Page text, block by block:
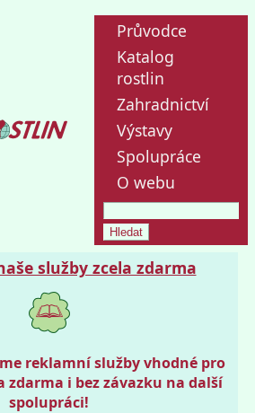
Průvodce
Katalog
rostlin
Zahradnictví
Výstavy
Spolupráce
O webu
služby zcela zdarma
reklamní služby vhodné pro
zdarma i bez závazku na další
spolupráci!